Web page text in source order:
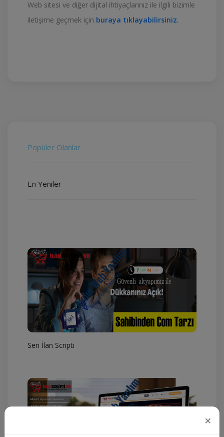
Web sitesi ve diğer dijital ihtiyaçlarınız ile ilgili bizimle
iletişime geçmek için buraya tıklayabilirsiniz.
Popüler Olanlar
En Yeniler
Seri İlan Scripti
×